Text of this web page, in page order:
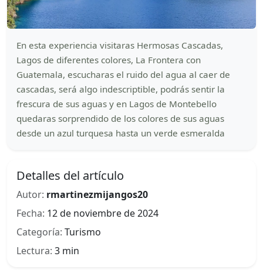
En esta experiencia visitaras Hermosas Cascadas,
Lagos de diferentes colores, La Frontera con
Guatemala, escucharas el ruido del agua al caer de
cascadas, será algo indescriptible, podrás sentir la
frescura de sus aguas y en Lagos de Montebello
quedaras sorprendido de los colores de sus aguas
desde un azul turquesa hasta un verde esmeralda
Detalles del artículo
Autor: rmartinezmijangos20
Fecha: 12 de noviembre de 2024
Categoría: Turismo
Lectura: 3 min